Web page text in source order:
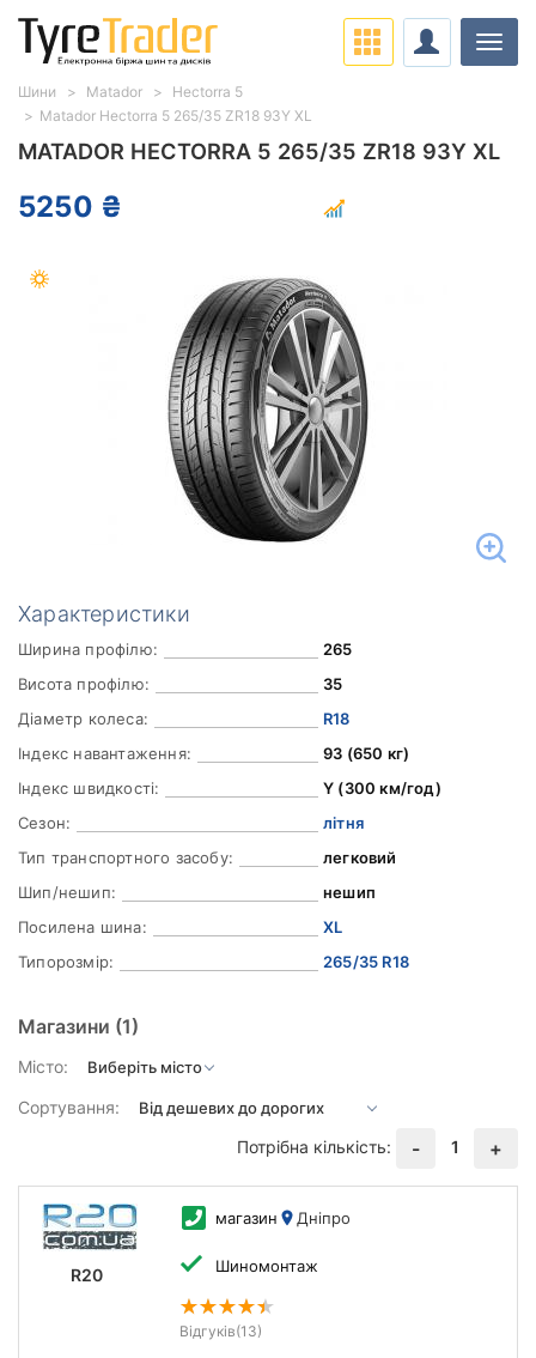
MATADOR HECTORRA 5 265/35 ZR18 93Y XL
5250 ₴
Характеристики
Ширина профілю:
265
Висота профілю:
35
Діаметр колеса:
R18
Індекс навантаження:
93 (650 кг)
Індекс швидкості:
Y (300 км/год)
Сезон:
літня
Тип транспортного засобу:
легковий
Шип/нешип:
нешип
Посилена шина:
XL
Типорозмір:
265/35 R18
Магазини (1)
Місто:
Сортування:
Потрібна кількість:
- 1 +
R20
магазин Дніпро
Шиномонтаж
Відгуків(13)
Шини Matador
Hectorra 5
Matador Hectorra 5 265/35 ZR18 93Y XL